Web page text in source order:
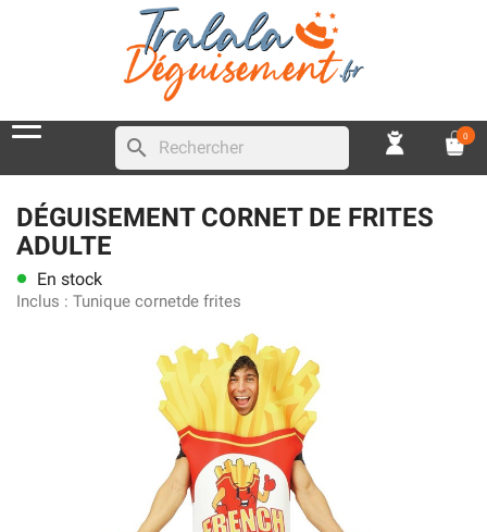
search 0
DÉGUISEMENT CORNET DE FRITES
ADULTE
lens En stock
Inclus : Tunique cornetde frites